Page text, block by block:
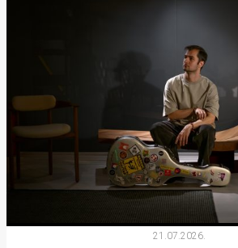
21.07.2026.